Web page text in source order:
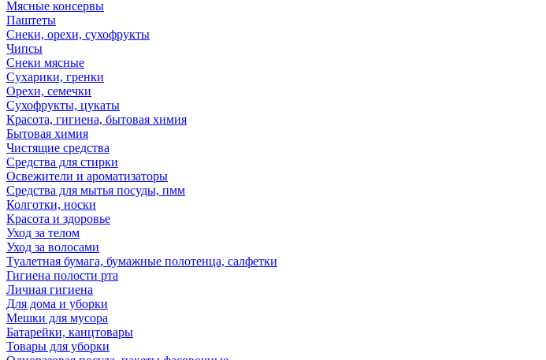
Мясные консервы
Паштеты
Снеки, орехи, сухофрукты
Чипсы
Снеки мясные
Сухарики, гренки
Орехи, семечки
Сухофрукты, цукаты
Красота, гигиена, бытовая химия
Бытовая химия
Чистящие средства
Средства для стирки
Освежители и ароматизаторы
Средства для мытья посуды, пмм
Колготки, носки
Красота и здоровье
Уход за телом
Уход за волосами
Туалетная бумага, бумажные полотенца, салфетки
Гигиена полости рта
Личная гигиена
Для дома и уборки
Мешки для мусора
Батарейки, канцтовары
Товары для уборки